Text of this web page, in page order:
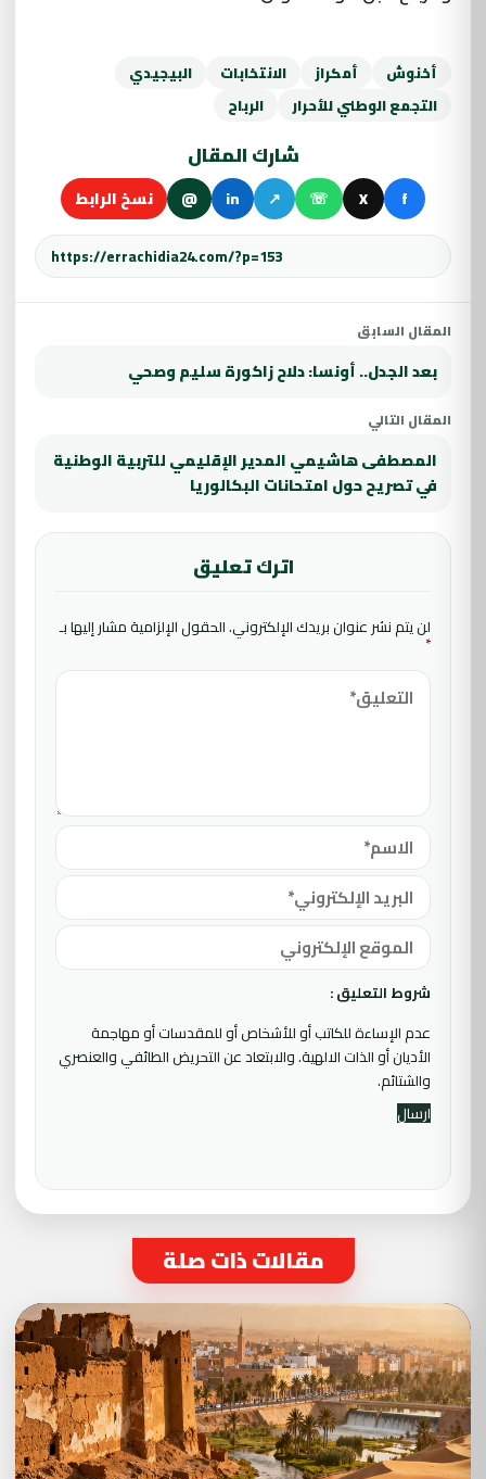
أخنوش أمكراز الانتخابات
البيجيدي
التجمع الوطني للأحرار
الرباح
شارك المقال
f
X
☏
↗
in
@ نسخ الرابط
المقال السابق
بعد الجدل.. أونسا: دلاح زاكورة سليم وصحي
المقال التالي
المصطفى هاشيمي المدير الإقليمي للتربية الوطنية
في تصريح حول امتحانات البكالوريا
اترك تعليق
لن يتم نشر عنوان بريدك الإلكتروني.الحقول الإلزامية مشار إليها بـ
*
شروط التعليق :
عدم الإساءة للكاتب أو للأشخاص أو للمقدسات أو مهاجمة
الأديان أو الذات الالهية. والابتعاد عن التحريض الطائفي والعنصري
والشتائم.
مقالات ذات صلة